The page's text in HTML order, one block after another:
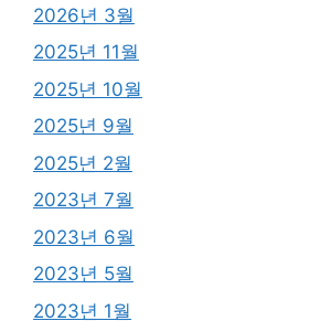
2026년 3월
2025년 11월
2025년 10월
2025년 9월
2025년 2월
2023년 7월
2023년 6월
2023년 5월
2023년 1월